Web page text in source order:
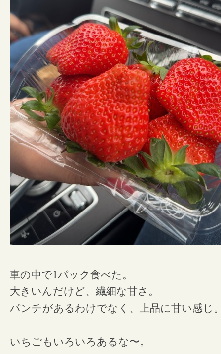
車の中で1パック食べた。
大きいんだけど、繊細な甘さ。
パンチがあるわけでなく、上品に甘い感じ
いちごもいろいろあるな〜。